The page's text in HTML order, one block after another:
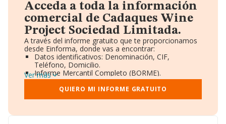
Acceda a toda la información
comercial de Cadaques Wine
Project Sociedad Limitada.
A través del informe gratuito que te proporcionamos
desde Einforma, donde vas a encontrar:
Datos identificativos: Denominación, CIF,
Teléfono, Domicilio.
Informe Mercantil Completo (BORME).
Gráficos de Evolución Ventas y Empleados.
Consejo de Administración y Administradores.
Directivos y Ejecutivos.
Ver más
QUIERO MI INFORME GRATUITO